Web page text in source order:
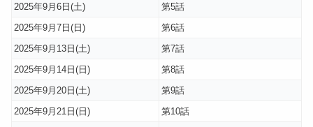
2025年9月6日(土)
第5話
2025年9月7日(日)
第6話
2025年9月13日(土)
第7話
2025年9月14日(日)
第8話
2025年9月20日(土)
第9話
2025年9月21日(日)
第10話